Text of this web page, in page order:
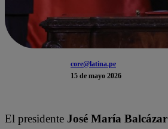
core@latina.pe
15 de mayo 2026
El presidente José María Balcázar